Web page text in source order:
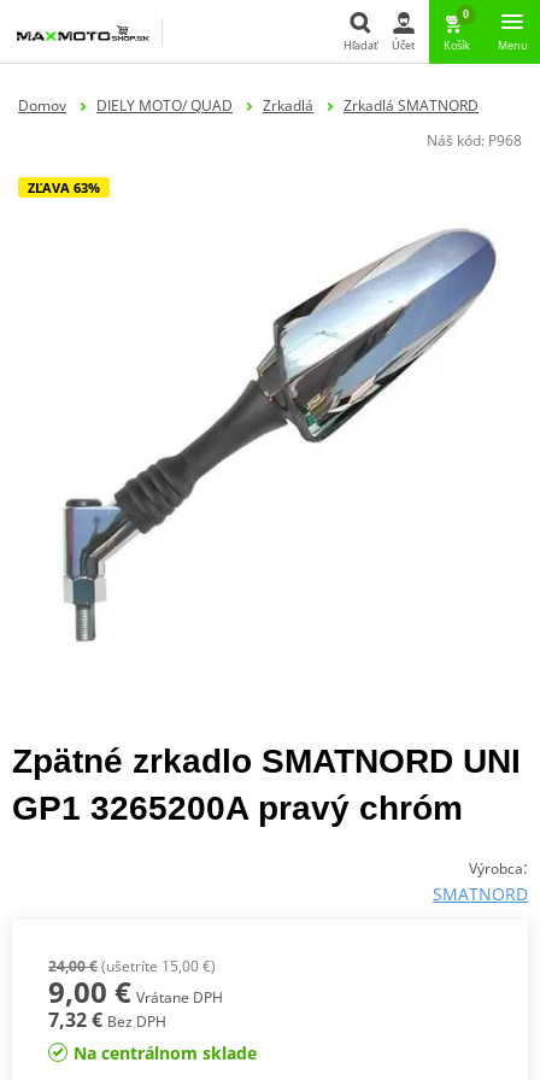
Hľadať
Hľadať Účet
0
Košík Menu
Domov DIELY MOTO/ QUAD Zrkadlá
Zrkadlá SMATNORD
Náš kód: P968
ZĽAVA 63%
Zpätné zrkadlo SMATNORD UNI
GP1 3265200A pravý chróm
Výrobca:
SMATNORD
24,00 €(ušetríte 15,00 €)
9,00 € Vrátane DPH
7,32 € Bez DPH
Na centrálnom sklade